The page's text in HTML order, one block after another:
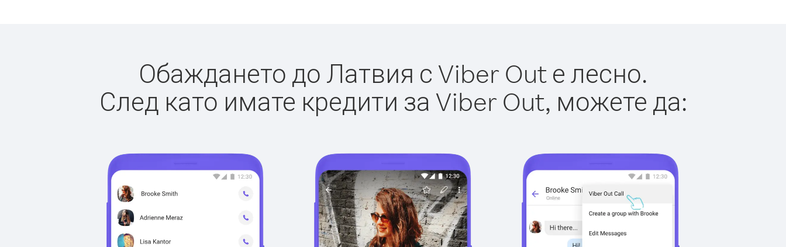
Обаждането до Латвия с Viber Out е лесно.
След като имате кредити за Viber Out, можете да: